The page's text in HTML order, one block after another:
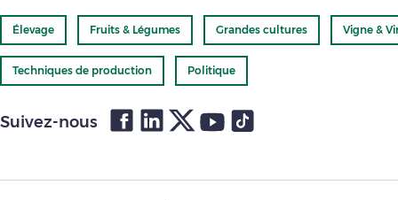
Élevage Fruits & Légumes Grandes cultures Vigne &
Techniques de production Politique
Suivez-nous